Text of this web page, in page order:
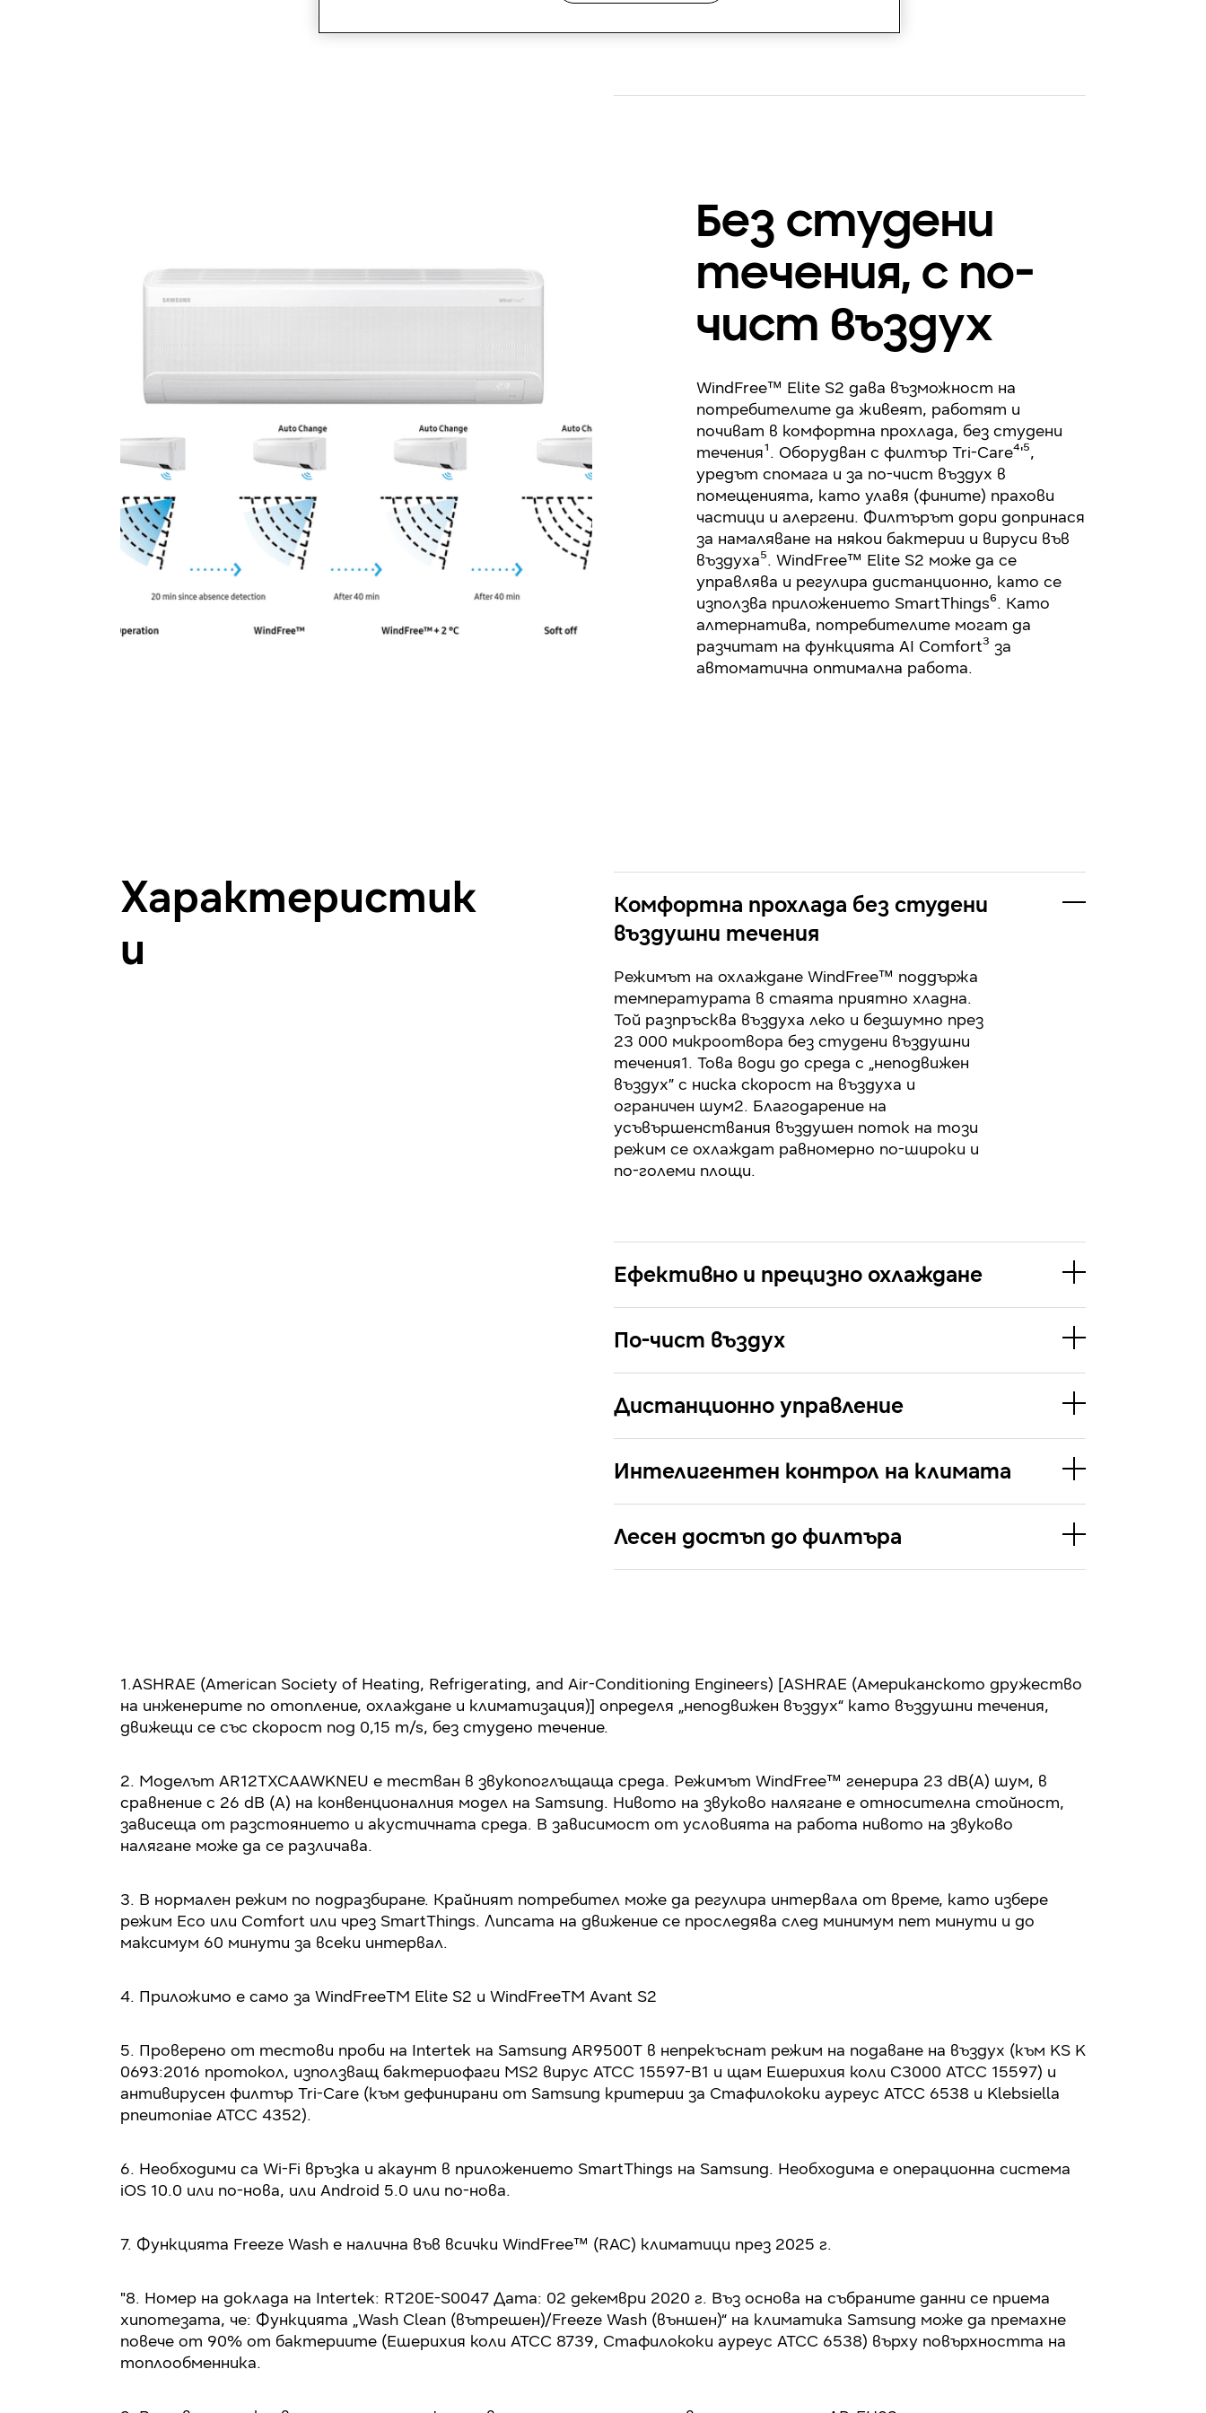
Без студени
течения, с по-
чист въздух
WindFree™ Elite S2 дава възможност на
потребителите да живеят, работят и
почиват в комфортна прохлада, без студени
течения¹. Оборудван с филтър Tri-Care⁴'⁵,
уредът спомага и за по-чист въздух в
помещенията, като улавя (фините) прахови
частици и алергени. Филтърът дори допринася
за намаляване на някои бактерии и вируси във
въздуха⁵. WindFree™ Elite S2 може да се
управлява и регулира дистанционно, като се
използва приложението SmartThings⁶. Като
алтернатива, потребителите могат да
разчитат на функцията AI Comfort³ за
автоматична оптимална работа.
Характеристик
и
Комфортна прохлада без студени
въздушни течения
Режимът на охлаждане WindFree™ поддържа
температурата в стаята приятно хладна.
Той разпръсква въздуха леко и безшумно през
23 000 микроотвора без студени въздушни
течения1. Това води до среда с „неподвижен
въздух” с ниска скорост на въздуха и
ограничен шум2. Благодарение на
усъвършенствания въздушен поток на този
режим се охлаждат равномерно по-широки и
по-големи площи.
Ефективно и прецизно охлаждане
По-чист въздух
Дистанционно управление
Интелигентен контрол на климата
Лесен достъп до филтъра
1.ASHRAE (American Society of Heating, Refrigerating, and Air-Conditioning Engineers) [ASHRAE (Американското дружество
на инженерите по отопление, охлаждане и климатизация)] определя „неподвижен въздух“ като въздушни течения,
движещи се със скорост под 0,15 m/s, без студено течение.
2. Моделът AR12TXCAAWKNEU е тестван в звукопоглъщаща среда. Режимът WindFree™ генерира 23 dB(A) шум, в
сравнение с 26 dB (A) на конвенционалния модел на Samsung. Нивото на звуково налягане е относителна стойност,
зависеща от разстоянието и акустичната среда. В зависимост от условията на работа нивото на звуково
налягане може да се различава.
3. В нормален режим по подразбиране. Крайният потребител може да регулира интервала от време, като избере
режим Eco или Comfort или чрез SmartThings. Липсата на движение се проследява след минимум пет минути и до
максимум 60 минути за всеки интервал.
4. Приложимо е само за WindFreeTM Elite S2 и WindFreeTM Avant S2
5. Проверено от тестови проби на Intertek на Samsung AR9500T в непрекъснат режим на подаване на въздух (към KS K
0693:2016 протокол, използващ бактериофаги MS2 вирус ATCC 15597-B1 и щам Ешерихия коли C3000 ATCC 15597) и
антивирусен филтър Tri-Care (към дефинирани от Samsung критерии за Стафилококи ауреус ATCC 6538 и Klebsiella
pneumoniae ATCC 4352).
6. Необходими са Wi-Fi връзка и акаунт в приложението SmartThings на Samsung. Необходима е операционна система
iOS 10.0 или по-нова, или Android 5.0 или по-нова.
7. Функцията Freeze Wash е налична във всички WindFree™ (RAC) климатици през 2025 г.
"8. Номер на доклада на Intertek: RT20E-S0047 Дата: 02 декември 2020 г. Въз основа на събраните данни се приема
хипотезата, че: Функцията „Wash Clean (вътрешен)/Freeze Wash (външен)“ на климатика Samsung може да премахне
повече от 90% от бактериите (Ешерихия коли ATCC 8739, Стафилококи ауреус ATCC 6538) върху повърхността на
топлообменника.